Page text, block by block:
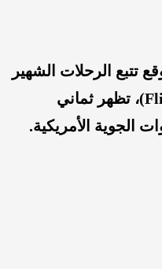
تتبع الرحلات الشهير
فلایت رادار 24 (Flightradar24)، تظهر ثماني
الجوية الأمريكية.